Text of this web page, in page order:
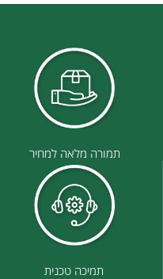
תמורה מלאה למחיר
תמיכה טכנית